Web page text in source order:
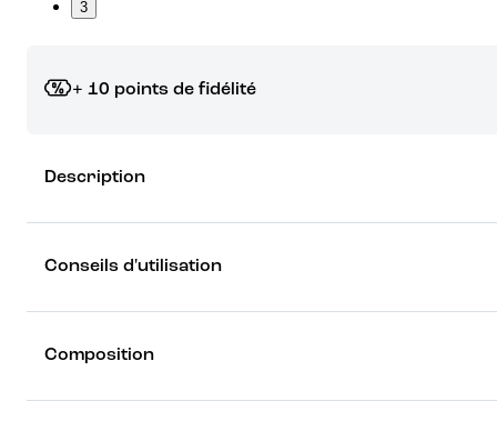
3
+ 10 points de fidélité
rêver !
Découvrez les récompenses
Description
Conseils d'utilisation
Composition